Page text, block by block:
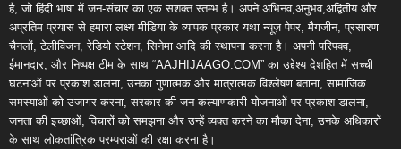
है, जो हिंदी भाषा में जन-संचार का एक सशक्त स्तम्भ है। अपने अभिनव,अनुभव,अद्वितीय और
अप्रतिम प्रयास से हमारा लक्ष्य मीडिया के व्यापक प्रकार यथा न्यूज़ पेपर, मैगजीन, प्रसारण
चैनलों, टेलीविजन, रेडियो स्टेशन, सिनेमा आदि की स्थापना करना है। अपनी परिपक्व,
ईमानदार, और निष्पक्ष टीम के साथ “AAJHIJAAGO.COM” का उद्देश्य देशहित में सच्ची
घटनाओं पर प्रकाश डालना, उनका गुणात्मक और मात्रात्मक विश्लेषण बताना, सामाजिक
समस्याओं को उजागर करना, सरकार की जन-कल्याणकारी योजनाओं पर प्रकाश डालना,
जनता की इच्छाओं, विचारों को समझना और उन्हें व्यक्त करने का मौका देना, उनके अधिकारों
के साथ लोकतांत्रिक परम्पराओं की रक्षा करना है।